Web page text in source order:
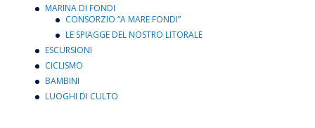
MARINA DI FONDI
CONSORZIO “A MARE FONDI”
LE SPIAGGE DEL NOSTRO LITORALE
ESCURSIONI
CICLISMO
BAMBINI
LUOGHI DI CULTO